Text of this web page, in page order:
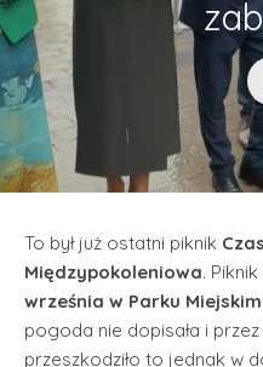
To był już ostatni piknik
Międzypokoleniowa.
września w Parku
pogoda nie dopisała i
przeszkodziło to jednak w